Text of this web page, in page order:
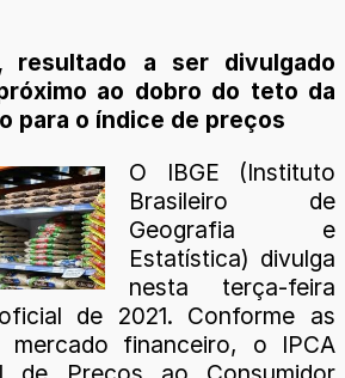
resultado a ser divulgado
ao dobro do teto da
para o índice de preços
O IBGE (Instituto
Brasileiro de
Geografia e
Estatística) divulga
nesta terça-feira
de 2021. Conforme as
mercado financeiro, o IPCA